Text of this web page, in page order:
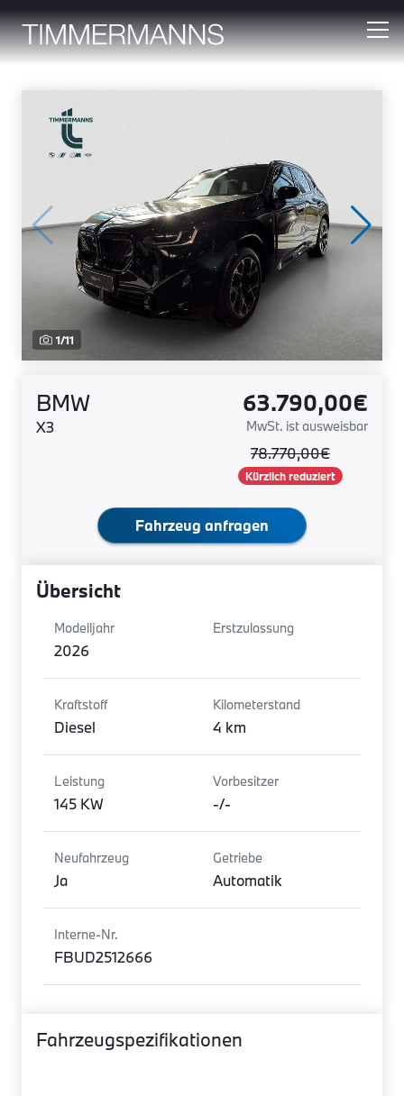
1/11
BMW
X3
63.790,00€
MwSt. ist ausweisbar
78.770,00€
Kürzlich reduziert
Fahrzeug anfragen
Übersicht
Modelljahr
2026
Erstzulassung
Kraftstoff
Diesel
Kilometerstand
4 km
Leistung
145 KW
Vorbesitzer
-/-
Neufahrzeug
Ja
Getriebe
Automatik
Interne-Nr.
FBUD2512666
Fahrzeugspezifikationen